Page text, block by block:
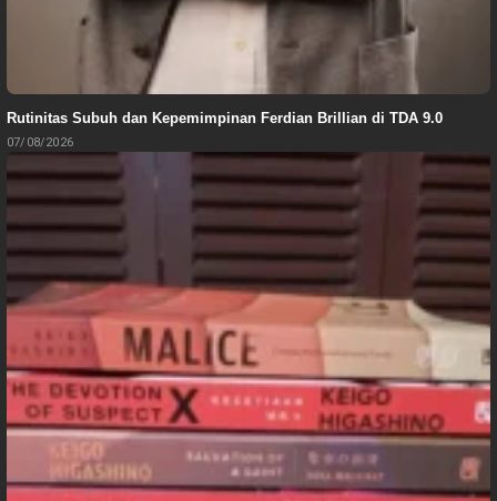
Rutinitas Subuh dan Kepemimpinan Ferdian Brillian di TDA 9.0
07/08/2026